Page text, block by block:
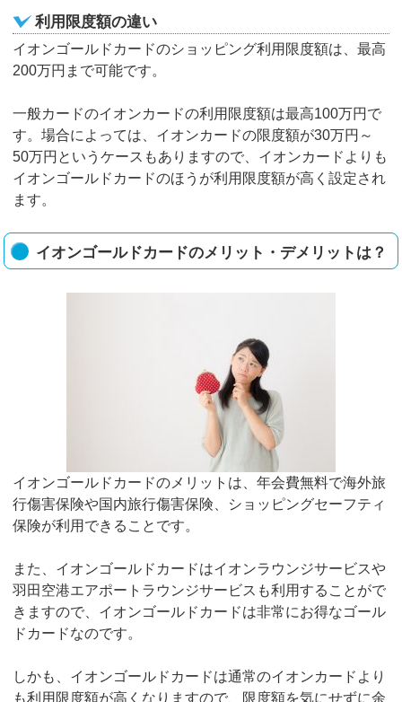
利用限度額の違い
イオンゴールドカードのショッピング利用限度額は、最高
200万円まで可能です。
一般カードのイオンカードの利用限度額は最高100万円で
す。場合によっては、イオンカードの限度額が30万円～
50万円というケースもありますので、イオンカードよりも
イオンゴールドカードのほうが利用限度額が高く設定され
ます。
イオンゴールドカードのメリット・デメリットは？
イオンゴールドカードのメリットは、年会費無料で海外旅
行傷害保険や国内旅行傷害保険、ショッピングセーフティ
保険が利用できることです。
また、イオンゴールドカードはイオンラウンジサービスや
羽田空港エアポートラウンジサービスも利用することがで
きますので、イオンゴールドカードは非常にお得なゴール
ドカードなのです。
しかも、イオンゴールドカードは通常のイオンカードより
も利用限度額が高くなりますので、限度額を気にせずに余